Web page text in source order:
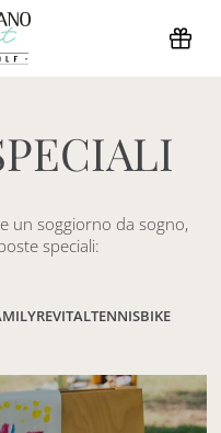
un soggiorno da sogno,
speciali:
REVITALTENNISBIKE